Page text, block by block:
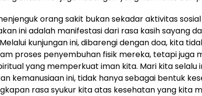
orang sakit bukan sekadar aktivitas
ini adalah manifestasi dari rasa kasih sayang
kunjungan ini, dibarengi dengan doa, kita
proses penyembuhan fisik mereka, tetapi juga
yang memperkuat iman kita. Mari kita selalu
kemanusiaan ini, tidak hanya sebagai bentuk
rasa syukur kita atas kesehatan yang kita